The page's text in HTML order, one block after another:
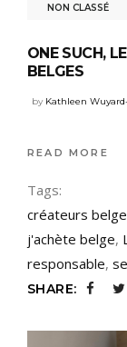
NON CLASSÉ
ONE SUCH,
BELGES
by Kathleen
READ MORE
Tags:
créateurs
j'achète belge,
responsable,
SHARE: